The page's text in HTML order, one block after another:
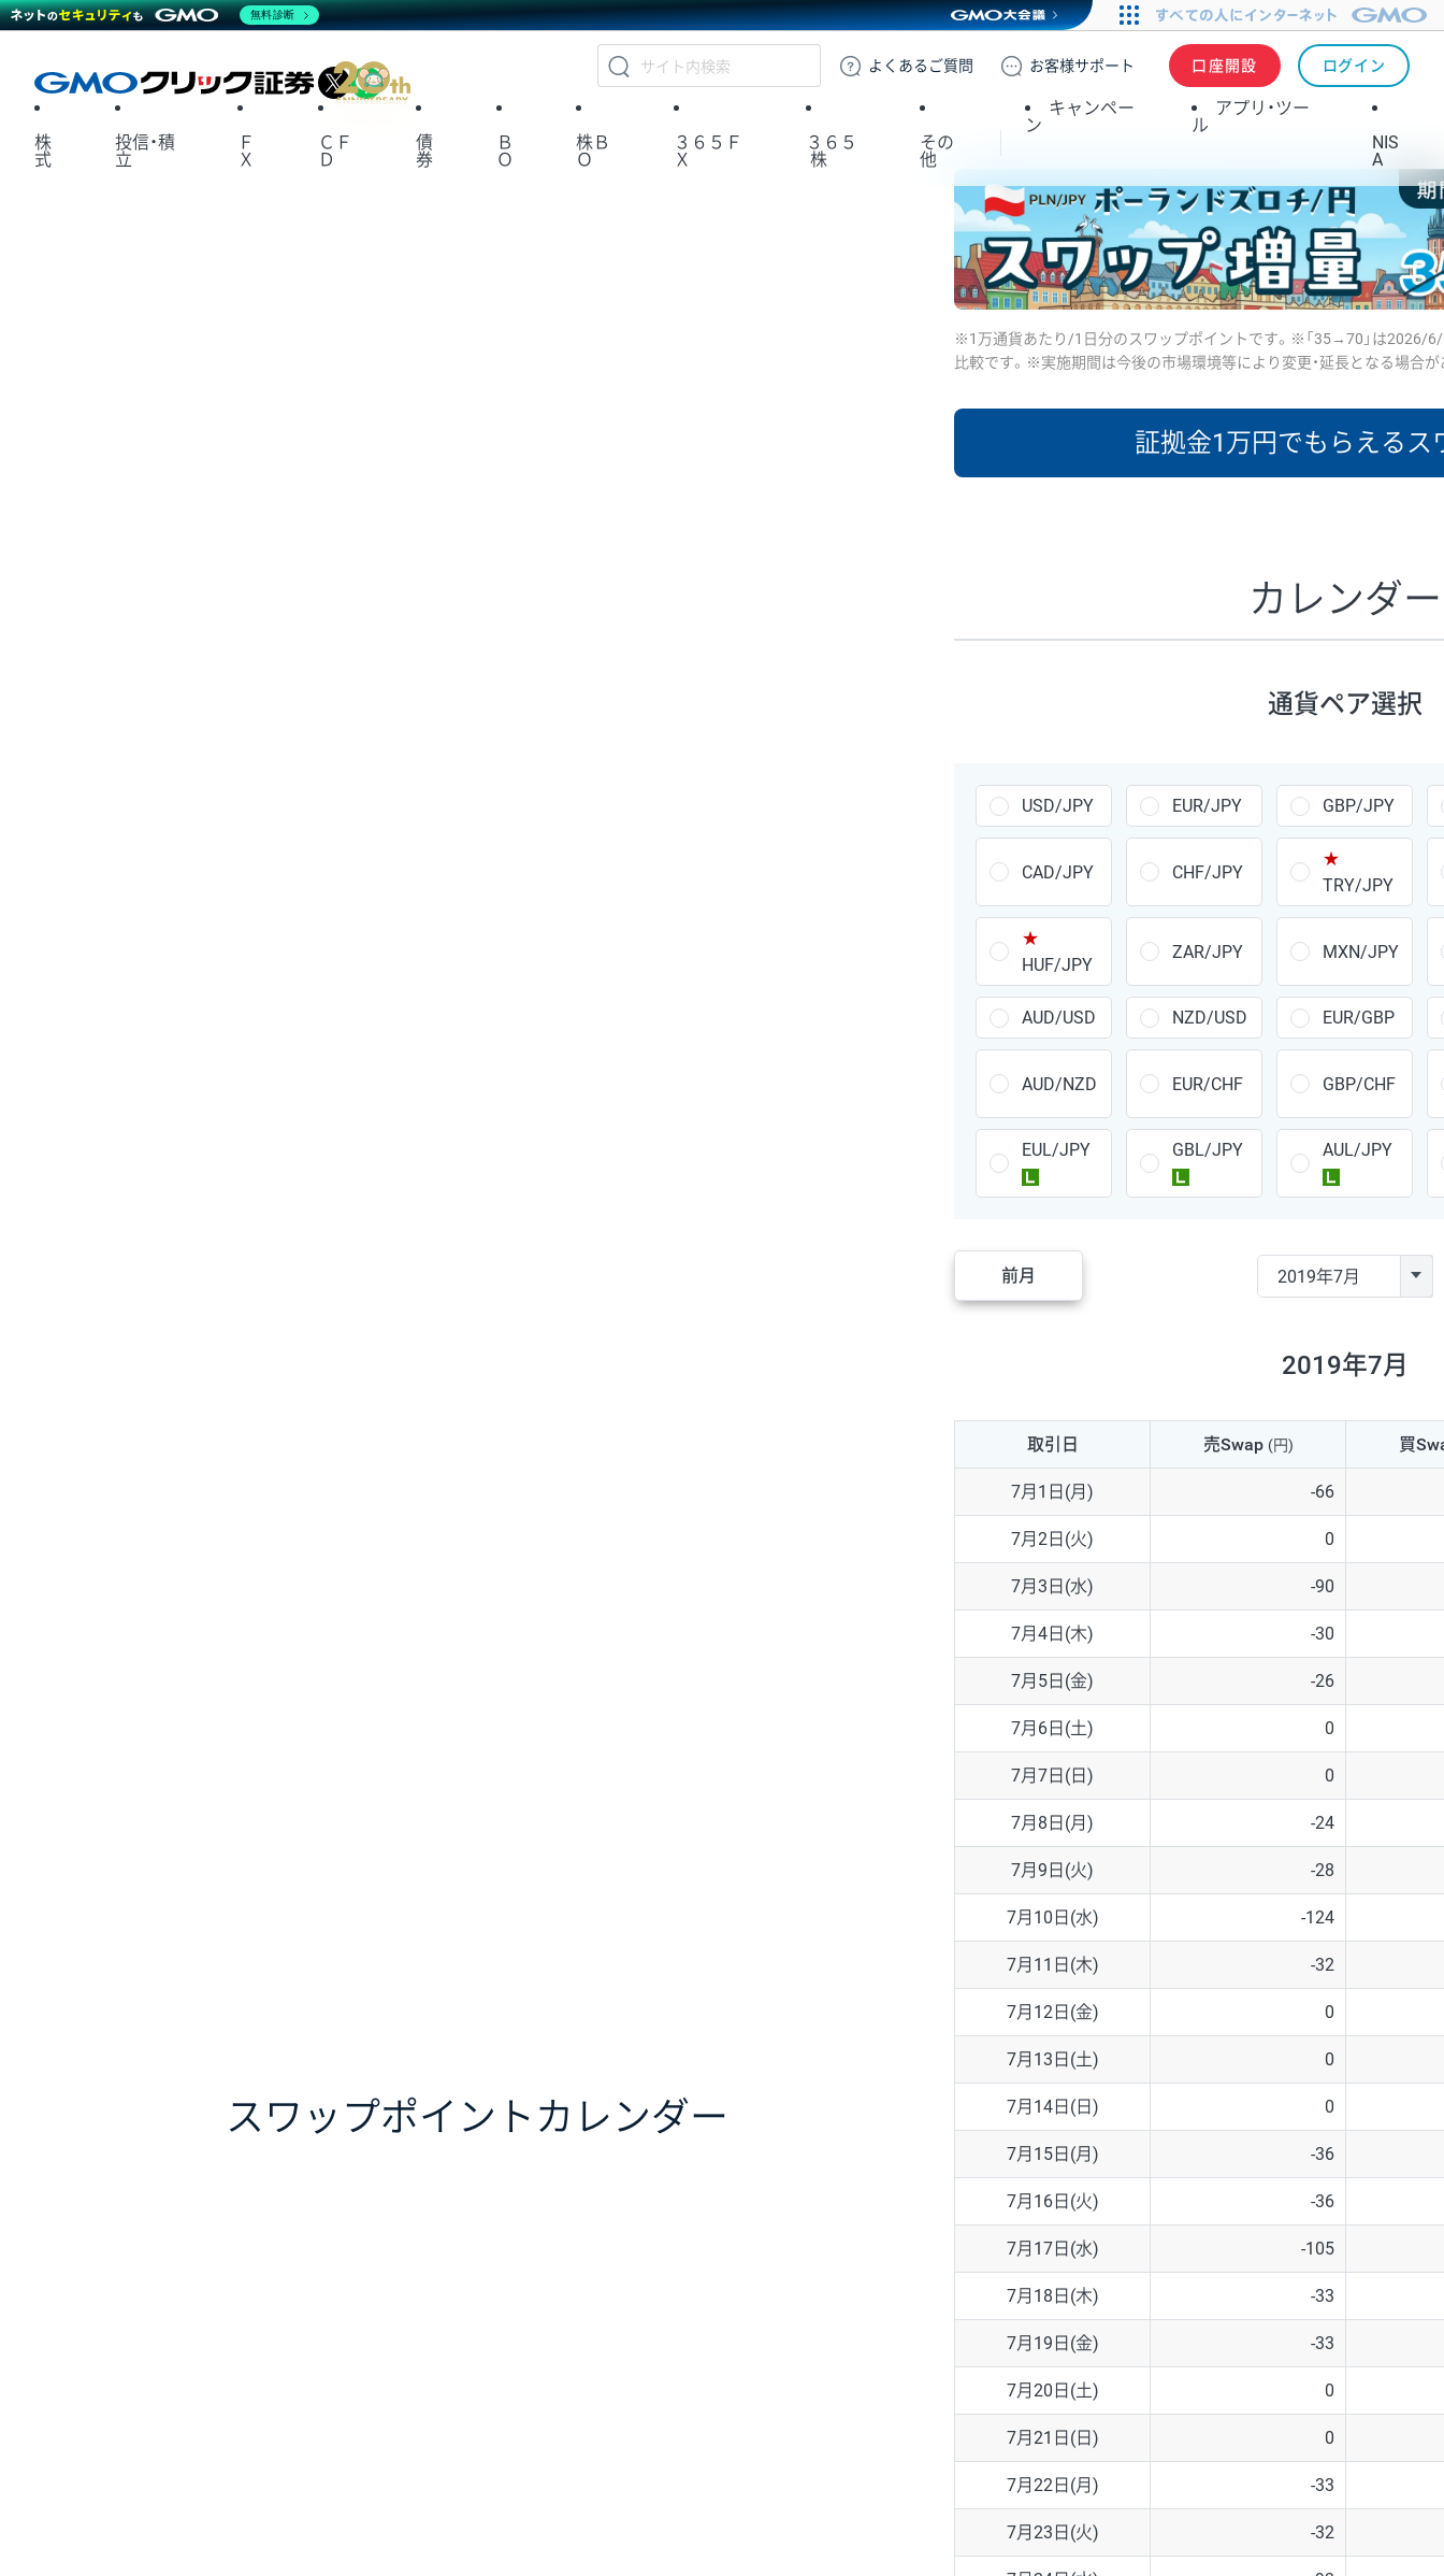
GMOクリック証券
よくある ご質問 お客様サポート 口座開設 ログイン
X
株
式
投信・積
立
Ｆ
Ｘ
ＣＦ
Ｄ
債
券
Ｂ
Ｏ
株Ｂ
Ｏ
３６５Ｆ
Ｘ
３６５
株
その
他
キャンペー
ン
アプリ・ツー
ル
NIS
A
スワップポイント カレンダー
※1万通貨あたり/1日分のスワップポイントです。※「35→70」は2026/6/
比較です。※実施期間は今後の市場環境等により変更・延長となる場合が
証拠金1万円でもらえるス
あたりの
ポイント
GBP/JPY 170円
AUD/JPY 106円
NZD/JPY 28円
CAD/JPY 38円
CHF/JPY 34円
PLN/JPY 35円
HUF/JPY 16円
ZAR/JPY 130円
MXN/JPY 140円
AUD/USD
NZD/USD 41円
EUR/GBP 71円
EUR/AUD 103円
GBP/AUD 43円
AUD/NZD 66円
EUR/CHF 111円
GBP/CHF 220円
USD/CHF 160円
※取引証拠金は同日の当社為替レート（ニューヨーククローズ・MIDレ
※ハンガリーフォリント/円と南アフリカランド/円とメキシコペソ/
カレンダー
通貨ペア選択
USD/JPY EUR/JPY GBP/JPY
CAD/JPY CHF/JPY
★
TRY/JPY
★
HUF/JPY
ZAR/JPY MXN/JPY
AUD/USD NZD/USD EUR/GBP
AUD/NZD EUR/CHF GBP/CHF
EUL/JPY
GBL/JPY
AUL/JPY
前月
2019年7月
取引日 売Swap (円) 買
7月1日(月) -66
7月2日(火) 0
7月3日(水) -90
7月4日(木) -30
7月5日(金) -26
7月6日(土) 0
7月7日(日) 0
7月8日(月) -24
7月9日(火) -28
7月10日(水) -124
7月11日(木) -32
7月12日(金) 0
7月13日(土) 0
7月14日(日) 0
7月15日(月) -36
7月16日(火) -36
7月17日(水) -105
7月18日(木) -33
7月19日(金) -33
7月20日(土) 0
7月21日(日) 0
7月22日(月) -33
7月23日(火) -32
無料診断